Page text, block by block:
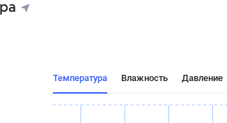
Температура Влажность Давление